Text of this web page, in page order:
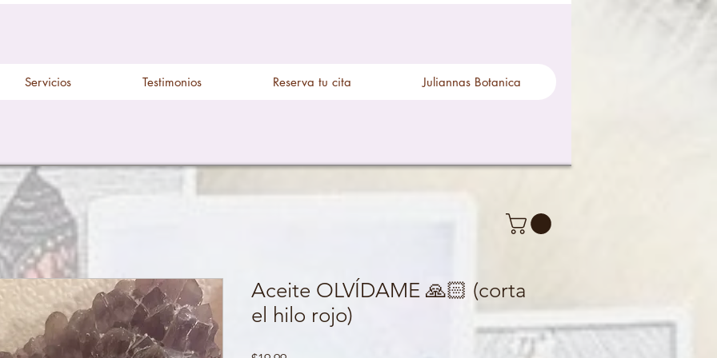
Servicios Testimonios Reserva tu cita Juliannas Botanica
Aceite OLVÍDAME 🙏🏻 (corta
el hilo rojo)